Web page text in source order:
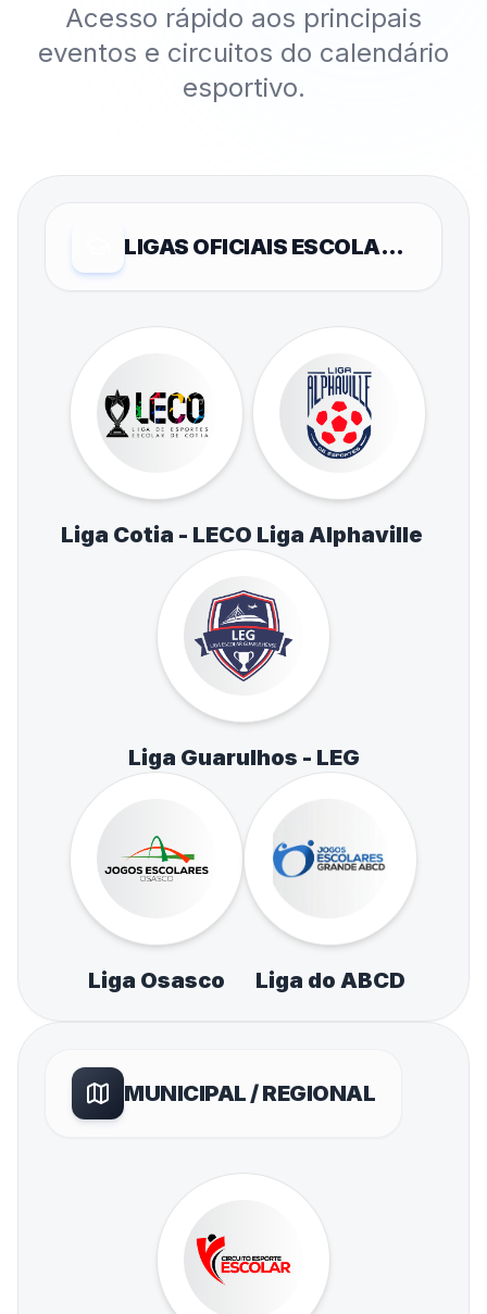
Acesso rápido aos principais
eventos e circuitos do calendário
esportivo.
LIGAS OFICIAIS ESCOLARES
Liga Cotia - LECO Liga Alphaville
Liga Guarulhos - LEG
Liga Osasco Liga do ABCD
MUNICIPAL / REGIONAL